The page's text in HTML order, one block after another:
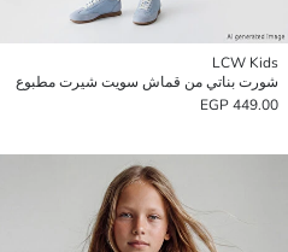
LCW Kids
شورت بناتي من قماش سويت شيرت مطبوع
449.00 EGP